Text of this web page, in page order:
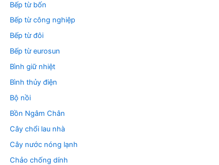
Bếp từ bốn
Bếp từ công nghiệp
Bếp từ đôi
Bếp từ eurosun
Bình giữ nhiệt
Bình thủy điện
Bộ nồi
Bồn Ngâm Chân
Cây chổi lau nhà
Cây nước nóng lạnh
Chảo chống dính